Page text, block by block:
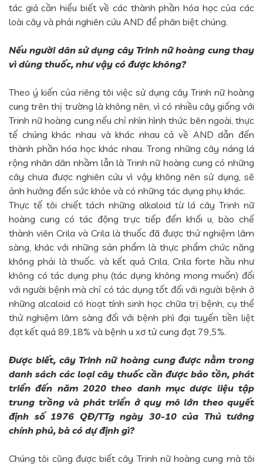
tác giả cần hiểu biết về các thành phần hóa học của các
loài cây và phải nghiên cứu AND để phân biệt chúng.
Nếu người dân sử dụng cây Trinh nữ hoàng cung thay
vì dùng thuốc, như vậy có được không?
Theo ý kiến của riêng tôi việc sử dụng cây Trinh nữ hoàng
cung trên thị trường là không nên, vì có nhiều cây giống với
Trinh nữ hoàng cung nếu chỉ nhìn hình thức bên ngoài, thực
tế chúng khác nhau và khác nhau cả về AND dẫn đến
thành phần hóa học khác nhau. Trong những cây náng lá
rộng nhân dân nhầm lẫn là Trinh nữ hoàng cung có những
cây chưa được nghiên cứu vì vậy không nên sử dụng, sẽ
ảnh hưởng đến sức khỏe và có những tác dụng phụ khác.
Thực tế tôi chiết tách những alkaloid từ lá cây Trinh nữ
hoàng cung có tác động trực tiếp đến khối u, bào chế
thành viên Crila và Crila là thuốc đã được thử nghiệm lâm
sàng, khác với những sản phẩm là thực phẩm chức năng
không phải là thuốc. và kết quả Crila, Crila forte hầu như
không có tác dụng phụ (tác dụng không mong muốn) đối
với người bệnh mà chỉ có tác dụng tốt đối với người bệnh ở
những alcaloid có hoạt tính sinh học chữa trị bệnh, cụ thể
thử nghiệm lâm sàng đối với bệnh phì đại tuyến tiền liệt
đạt kết quả 89,18% và bệnh u xơ tử cung đạt 79,5%.
Được biết, cây Trinh nữ hoàng cung được nằm trong
danh sách các loại cây thuốc cần được bảo tồn, phát
triển đến năm 2020 theo danh mục dược liệu tập
trung trồng và phát triển ở quy mô lớn theo quyết
định số 1976 QĐ/TTg ngày 30-10 của Thủ tướng
chính phủ, bà có dự định gì?
Chúng tôi cũng được biết cây Trinh nữ hoàng cung mà tôi